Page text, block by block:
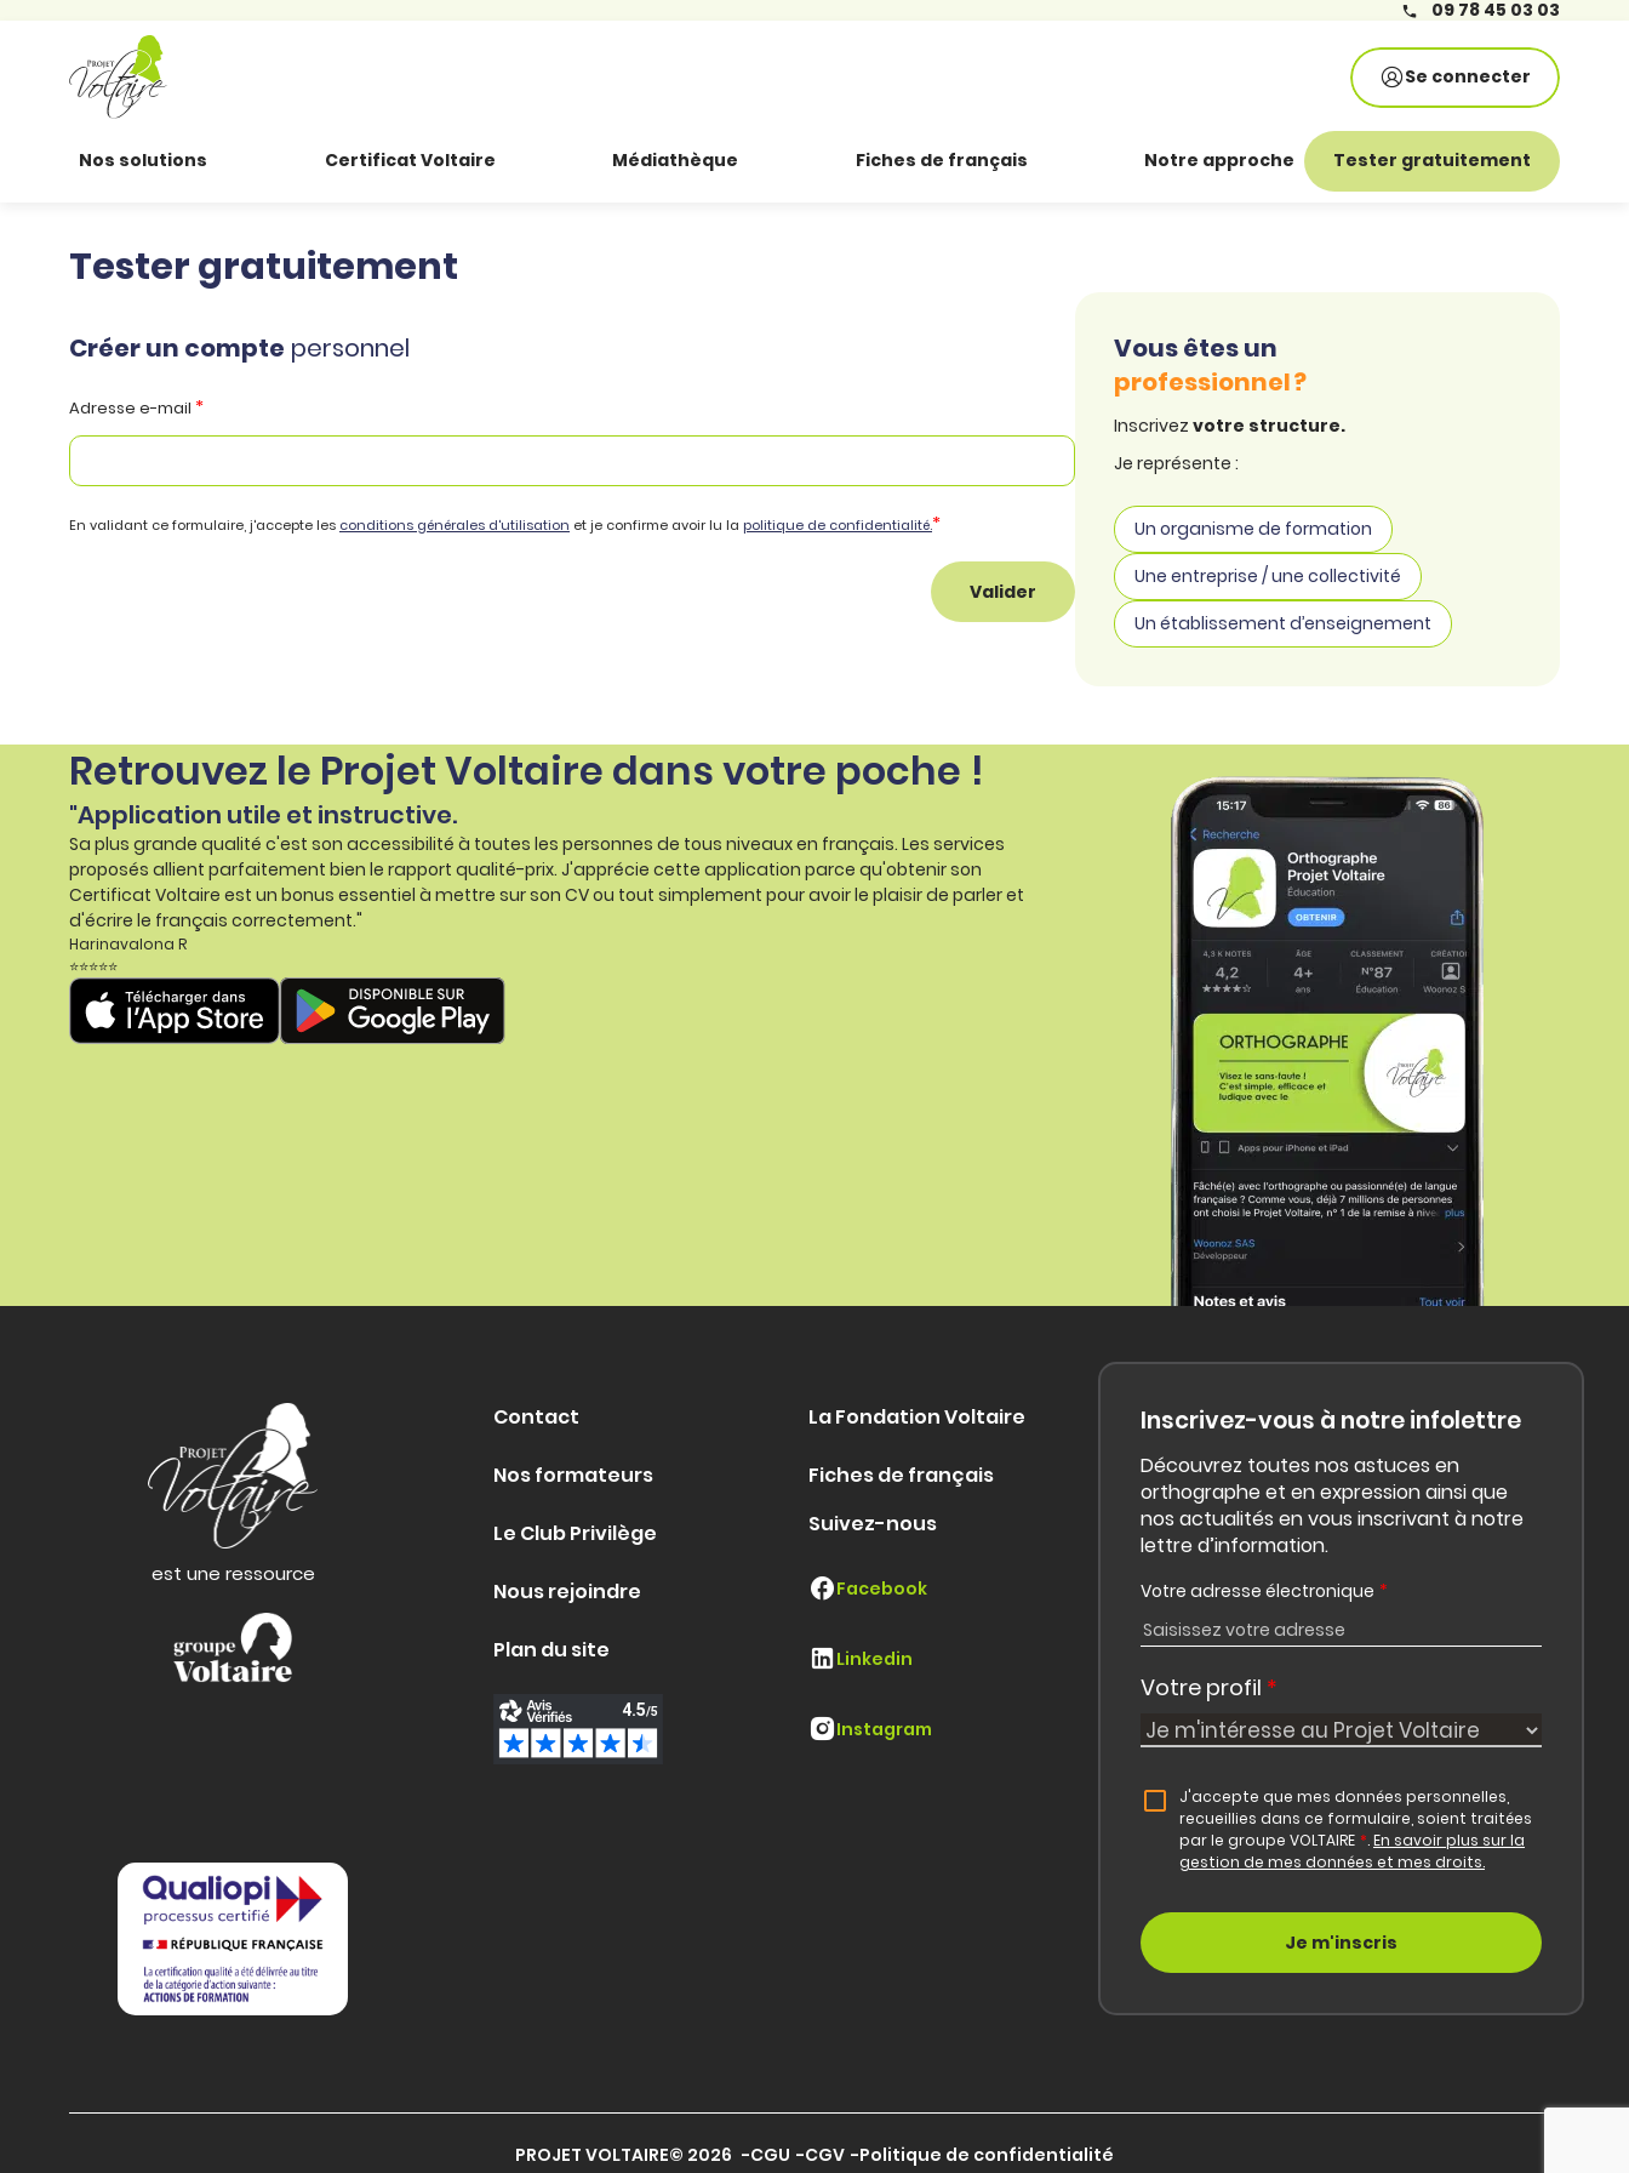
09 78 45 03 03
Se connecter
Nos solutions
Particuliers
Organismes de
Certificat Voltaire Médiathèque
Toutes nos
ressources
Améliorer son
ouvrages
Témoignages
Fiches de français
Conjugaison
d’orthographe
Notre approche Tester gratuitement
Tester gratuitement
Créer un compte personnel
Adresse e-mail *
En validant ce formulaire, j'accepte les conditions générales d'utilisation et je confirme avoir lu la politique de confidentialité.*
Valider
Vous êtes un
professionnel ?
Inscrivez votre structure.
Je représente :
Un organisme de formation
Une entreprise / une collectivité
Un établissement d’enseignement
Retrouvez le Projet Voltaire dans votre poche !
"Application utile et instructive.
Sa plus grande qualité c'est son accessibilité à toutes les personnes de tous niveaux en français. Les services
proposés allient parfaitement bien le rapport qualité-prix. J'apprécie cette application parce qu'obtenir son
Certificat Voltaire est un bonus essentiel à mettre sur son CV ou tout simplement pour avoir le plaisir de parler et
d'écrire le français correctement."
Harinavalona R
⭐⭐⭐⭐⭐
est une ressource
Inscrivez-vous à notre infolettre
Découvrez toutes nos astuces en
orthographe et en expression ainsi que
nos actualités en vous inscrivant à notre
lettre d’information.
Votre adresse électronique *
Votre profil *
J'accepte que mes données personnelles,
recueillies dans ce formulaire, soient traitées
par le groupe VOLTAIRE *.En savoir plus sur la
gestion de mes données et mes droits.
Contact
Nos formateurs
Le Club Privilège
Nous rejoindre
Plan du site
La Fondation Voltaire
Fiches de français
Suivez-nous
Facebook
Linkedin
Instagram
PROJET VOLTAIRE© 2026 CGU CGV Politique de confidentialité